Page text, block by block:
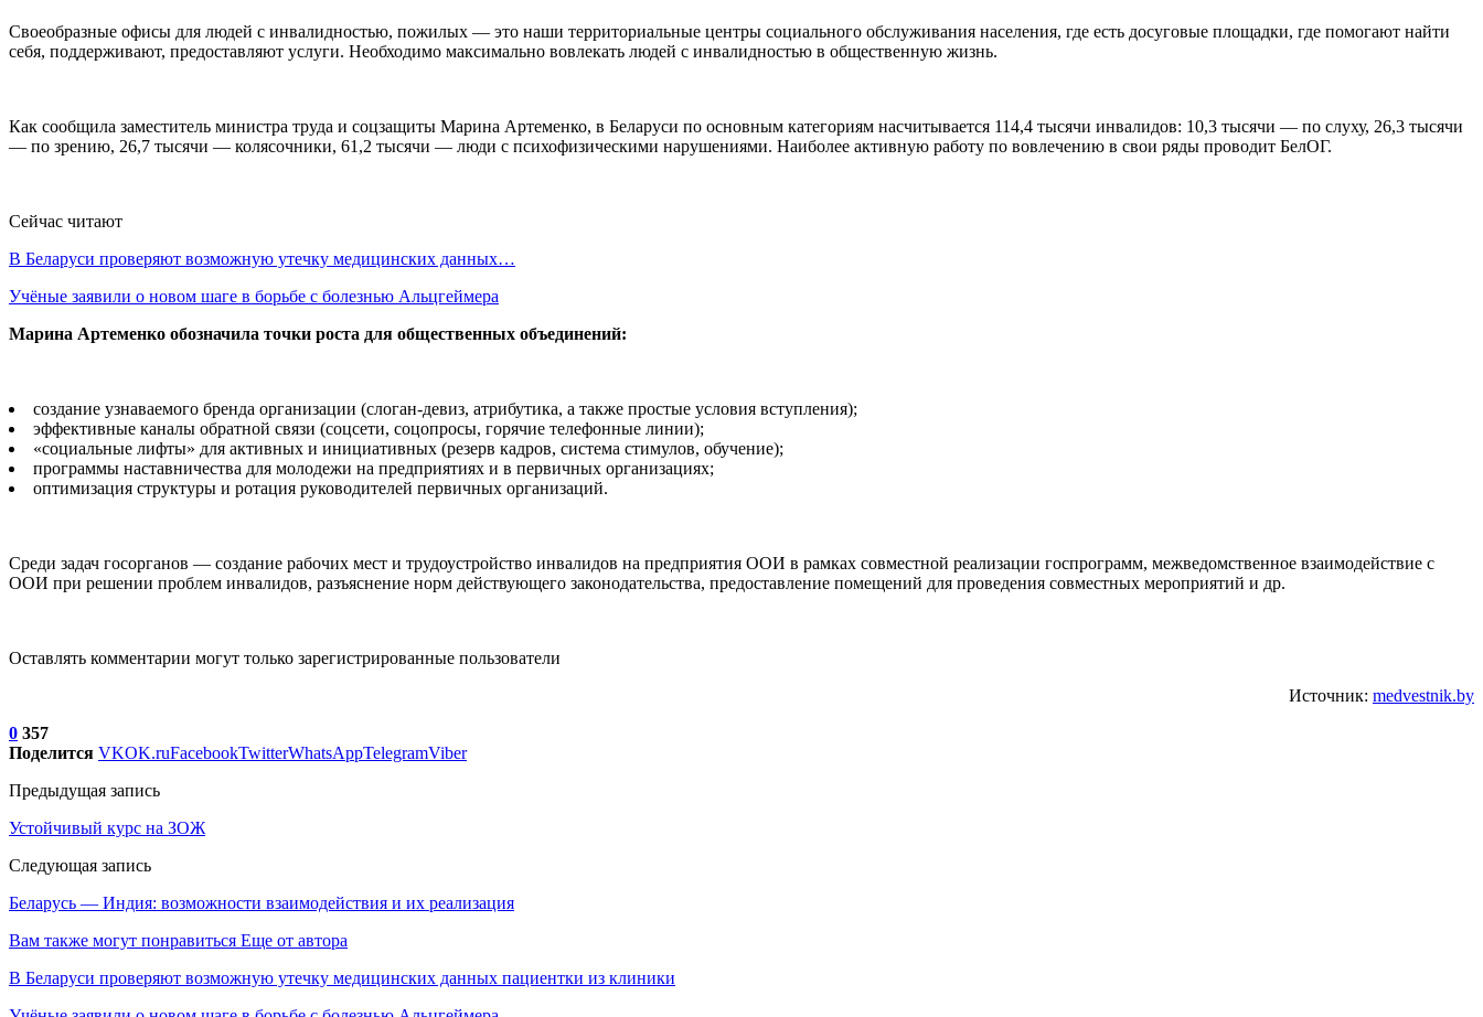
Своеобразные офисы для людей с инвалидностью, пожилых — это наши территориальные центры социального обслуживания населения, где есть досуговые площадки, где помогают найти
себя, поддерживают, предоставляют услуги. Необходимо максимально вовлекать людей с инвалидностью в общественную жизнь.
Как сообщила заместитель министра труда и соцзащиты Марина Артеменко, в Беларуси по основным категориям насчитывается 114,4 тысячи инвалидов: 10,3 тысячи — по слуху, 26,3 тысячи
— по зрению, 26,7 тысячи — колясочники, 61,2 тысячи — люди с психофизическими нарушениями. Наиболее активную работу по вовлечению в свои ряды проводит БелОГ.
Сейчас читают
В Беларуси проверяют возможную утечку медицинских данных…
Учёные заявили о новом шаге в борьбе с болезнью Альцгеймера
Марина Артеменко обозначила точки роста для общественных объединений:
создание узнаваемого бренда организации (слоган-девиз, атрибутика, а также простые условия вступления);
эффективные каналы обратной связи (соцсети, соцопросы, горячие телефонные линии);
«социальные лифты» для активных и инициативных (резерв кадров, система стимулов, обучение);
программы наставничества для молодежи на предприятиях и в первичных организациях;
оптимизация структуры и ротация руководителей первичных организаций.
Среди задач госорганов — создание рабочих мест и трудоустройство инвалидов на предприятия ООИ в рамках совместной реализации госпрограмм, межведомственное взаимодействие с
ООИ при решении проблем инвалидов, разъяснение норм действующего законодательства, предоставление помещений для проведения совместных мероприятий и др.
Оставлять комментарии могут только зарегистрированные пользователи
Источник: medvestnik.by
0 357
Поделится VKOK.ruFacebookTwitterWhatsAppTelegramViber
Предыдущая запись
Устойчивый курс на ЗОЖ
Следующая запись
Беларусь — Индия: возможности взаимодействия и их реализация
Вам также могут понравиться Еще от автора
В Беларуси проверяют возможную утечку медицинских данных пациентки из клиники